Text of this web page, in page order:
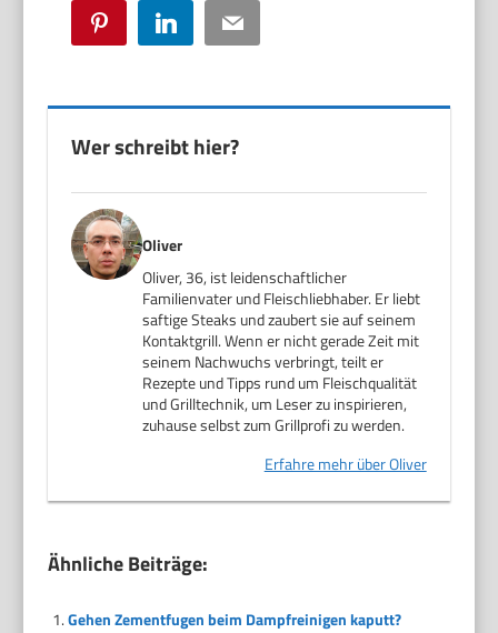
Pinterest LinkedIn Email
Wer schreibt hier?
Oliver
Oliver, 36, ist leidenschaftlicher
Familienvater und Fleischliebhaber. Er liebt
saftige Steaks und zaubert sie auf seinem
Kontaktgrill. Wenn er nicht gerade Zeit mit
seinem Nachwuchs verbringt, teilt er
Rezepte und Tipps rund um Fleischqualität
und Grilltechnik, um Leser zu inspirieren,
zuhause selbst zum Grillprofi zu werden.
Erfahre mehr über Oliver
Ähnliche Beiträge:
Gehen Zementfugen beim Dampfreinigen kaputt?